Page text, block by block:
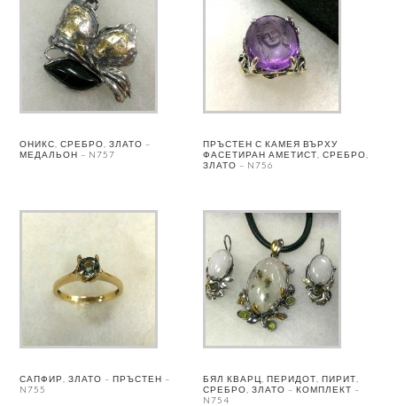
ОНИКС, СРЕБРО, ЗЛАТО –
МЕДАЛЬОН – N757
ПРЪСТЕН С КАМЕЯ ВЪРХУ
ФАСЕТИРАН АМЕТИСТ, СРЕБРО,
ЗЛАТО – N756
САПФИР, ЗЛАТО – ПРЪСТЕН –
N755
БЯЛ КВАРЦ, ПЕРИДОТ, ПИРИТ,
СРЕБРО, ЗЛАТО – КОМПЛЕКТ –
N754